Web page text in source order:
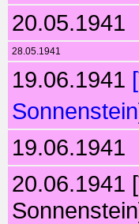
20.05.1941
28.05.1941
19.06.1941
19.06.1941
20.06.1941